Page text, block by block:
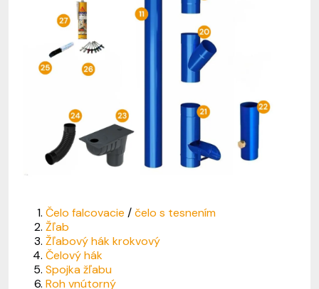
Čelo falcovacie /čelo s tesnením
Žľab
Žľabový hák krokvový
Čelový hák
Spojka žľabu
Roh vnútorný